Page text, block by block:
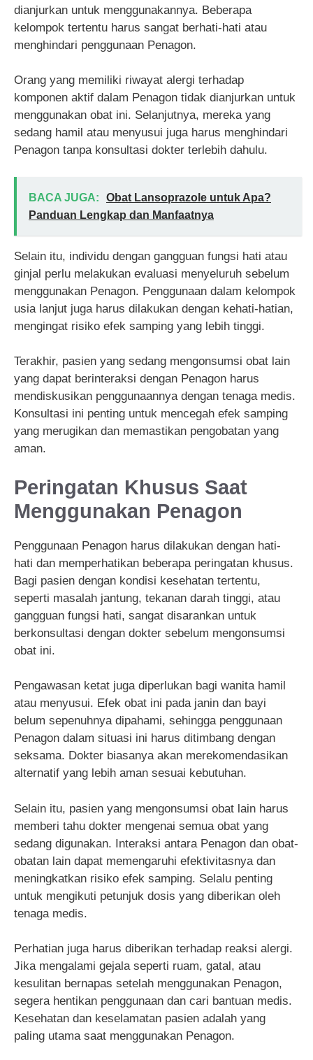
dianjurkan untuk menggunakannya. Beberapa
kelompok tertentu harus sangat berhati-hati atau
menghindari penggunaan Penagon.
Orang yang memiliki riwayat alergi terhadap
komponen aktif dalam Penagon tidak dianjurkan untuk
menggunakan obat ini. Selanjutnya, mereka yang
sedang hamil atau menyusui juga harus menghindari
Penagon tanpa konsultasi dokter terlebih dahulu.
BACA JUGA:
Obat Lansoprazole untuk Apa?
Panduan Lengkap dan Manfaatnya
Selain itu, individu dengan gangguan fungsi hati atau
ginjal perlu melakukan evaluasi menyeluruh sebelum
menggunakan Penagon. Penggunaan dalam kelompok
usia lanjut juga harus dilakukan dengan kehati-hatian,
mengingat risiko efek samping yang lebih tinggi.
Terakhir, pasien yang sedang mengonsumsi obat lain
yang dapat berinteraksi dengan Penagon harus
mendiskusikan penggunaannya dengan tenaga medis.
Konsultasi ini penting untuk mencegah efek samping
yang merugikan dan memastikan pengobatan yang
aman.
Peringatan Khusus Saat
Menggunakan Penagon
Penggunaan Penagon harus dilakukan dengan hati-
hati dan memperhatikan beberapa peringatan khusus.
Bagi pasien dengan kondisi kesehatan tertentu,
seperti masalah jantung, tekanan darah tinggi, atau
gangguan fungsi hati, sangat disarankan untuk
berkonsultasi dengan dokter sebelum mengonsumsi
obat ini.
Pengawasan ketat juga diperlukan bagi wanita hamil
atau menyusui. Efek obat ini pada janin dan bayi
belum sepenuhnya dipahami, sehingga penggunaan
Penagon dalam situasi ini harus ditimbang dengan
seksama. Dokter biasanya akan merekomendasikan
alternatif yang lebih aman sesuai kebutuhan.
Selain itu, pasien yang mengonsumsi obat lain harus
memberi tahu dokter mengenai semua obat yang
sedang digunakan. Interaksi antara Penagon dan obat-
obatan lain dapat memengaruhi efektivitasnya dan
meningkatkan risiko efek samping. Selalu penting
untuk mengikuti petunjuk dosis yang diberikan oleh
tenaga medis.
Perhatian juga harus diberikan terhadap reaksi alergi.
Jika mengalami gejala seperti ruam, gatal, atau
kesulitan bernapas setelah menggunakan Penagon,
segera hentikan penggunaan dan cari bantuan medis.
Kesehatan dan keselamatan pasien adalah yang
paling utama saat menggunakan Penagon.